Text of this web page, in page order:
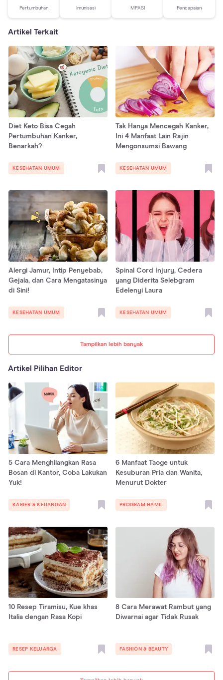
Pertumbuhan Imunisasi MPASI Pencapaian
Artikel Terkait
Tampilkan lebih banyak
Diet Keto Bisa Cegah
Pertumbuhan Kanker,
Benarkah?
KESEHATAN UMUM
Tak Hanya Mencegah Kanker,
Ini 4 Manfaat Lain Rajin
Mengonsumsi Bawang
KESEHATAN UMUM
Alergi Jamur, Intip Penyebab,
Gejala, dan Cara Mengatasinya
di Sini!
KESEHATAN UMUM
Spinal Cord Injury, Cedera
yang Diderita Selebgram
Edelenyi Laura
KESEHATAN UMUM
Artikel Pilihan Editor
5 Cara Menghilangkan Rasa
Bosan di Kantor, Coba Lakukan
Yuk!
KARIER & KEUANGAN
6 Manfaat Taoge untuk
Kesuburan Pria dan Wanita,
Menurut Dokter
PROGRAM HAMIL
10 Resep Tiramisu, Kue khas
Italia dengan Rasa Kopi
RESEP KELUARGA
8 Cara Merawat Rambut yang
Diwarnai agar Tidak Rusak
FASHION & BEAUTY